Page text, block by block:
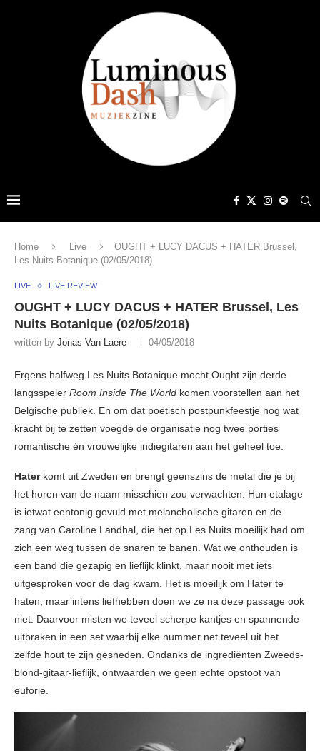
Home Live
OUGHT + LUCY DACUS + HATER Brussel,
Les Nuits Botanique (02/05/2018)
LIVE LIVE REVIEW
OUGHT + LUCY DACUS + HATER Brussel, Les
Nuits Botanique (02/05/2018)
written by Jonas Van Laere 04/05/2018
Ergens halfweg Les Nuits Botanique mocht Ought zijn derde
langsspeler Room Inside The World komen voorstellen aan het
Belgische publiek. En om dat poëtisch postpunkfeestje nog wat
kracht bij te zetten voegde de organisatie nog twee porties
romantische én vrouwelijke indiegitaren aan het geheel toe.
Haterkomt uit Zweden en brengt geenszins de metal die je bij
het horen van de naam misschien zou verwachten. Hun etalage
is ietwat eentonig gevuld met melancholische gitaren en de
zang van Caroline Landhal, die het op Les Nuits moeilijk had om
zich een weg tussen de snaren te banen. Wat we onthouden is
een band die gezapig en lieflijk klinkt, maar nooit met iets
uitgesproken voor de dag kwam. Het is moeilijk om Hater te
haten, maar intens liefhebben doen we ze na deze passage ook
niet. Daarvoor misten we teveel scherpe kantjes en spannende
uitbraken in een set waarbij elke nummer net teveel uit het
zelfde hout te zijn gesneden. Ondanks de ingrediënten Zweeds-
blond-gitaar-lieflijk, ontwaarden we geen echte opstoot van
euforie.